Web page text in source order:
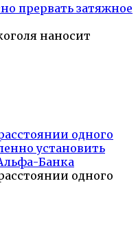
прервать затяжное
наносит
одного
установить
Банка
одного